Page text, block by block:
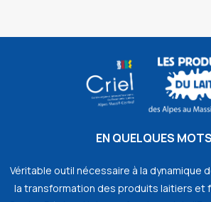
EN QUELQUES
Véritable outil nécessaire à la dynamique
la transformation des produits laitiers et